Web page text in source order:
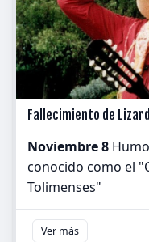
Fallecimiento de
Noviembre 8
conocido como el
Tolimenses"
Ver más